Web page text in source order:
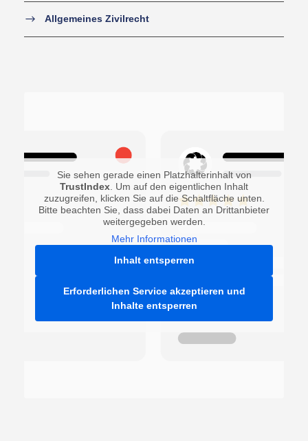
Allgemeines Zivilrecht
Sie sehen gerade einen Platzhalterinhalt von
TrustIndex . Um auf den eigentlichen Inhalt
zuzugreifen, klicken Sie auf die Schaltfläche unten.
Bitte beachten Sie, dass dabei Daten an Drittanbieter
weitergegeben werden.
Mehr Informationen
Inhalt entsperren
Erforderlichen Service akzeptieren und
Inhalte entsperren